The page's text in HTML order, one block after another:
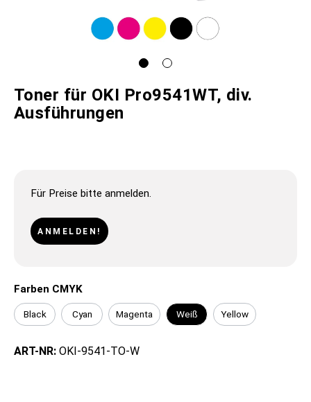
Toner für OKI Pro9541WT, div.
Ausführungen
Für Preise bitte anmelden.
ANMELDEN!
Farben CMYK
Black Cyan Magenta Weiß Yellow
ART-NR: OKI-9541-TO-W